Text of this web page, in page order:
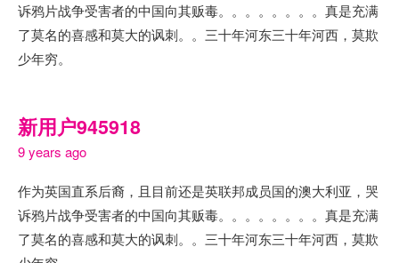
诉鸦片战争受害者的中国向其贩毒。。。。。。。。真是充满
了莫名的喜感和莫大的讽刺。。三十年河东三十年河西，莫欺
少年穷。
新用户945918
9 years ago
作为英国直系后裔，且目前还是英联邦成员国的澳大利亚，哭
诉鸦片战争受害者的中国向其贩毒。。。。。。。。真是充满
了莫名的喜感和莫大的讽刺。。三十年河东三十年河西，莫欺